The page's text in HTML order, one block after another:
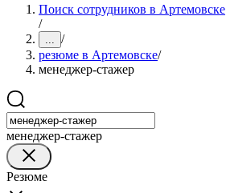
Поиск сотрудников в Артемовске
/
... /
резюме в Артемовске/
менеджер-стажер
менеджер-стажер
Резюме